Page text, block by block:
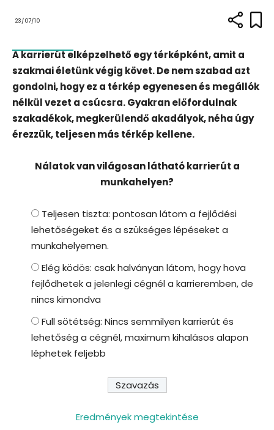
23/07/10
A karrierút elképzelhető egy térképként, amit a
szakmai életünk végig követ. De nem szabad azt
gondolni, hogy ez a térkép egyenesen és megállók
nélkül vezet a csúcsra. Gyakran előfordulnak
szakadékok, megkerülendő akadályok, néha úgy
érezzük, teljesen más térkép kellene.
Nálatok van világosan látható karrierút a
munkahelyen?
Teljesen tiszta: pontosan látom a fejlődési
lehetőségeket és a szükséges lépéseket a
munkahelyemen.
Elég ködös: csak halványan látom, hogy hova
fejlődhetek a jelenlegi cégnél a karrieremben, de
nincs kimondva
Full sötétség: Nincs semmilyen karrierút és
lehetőség a cégnél, maximum kihalásos alapon
léphetek feljebb
Eredmények megtekintése